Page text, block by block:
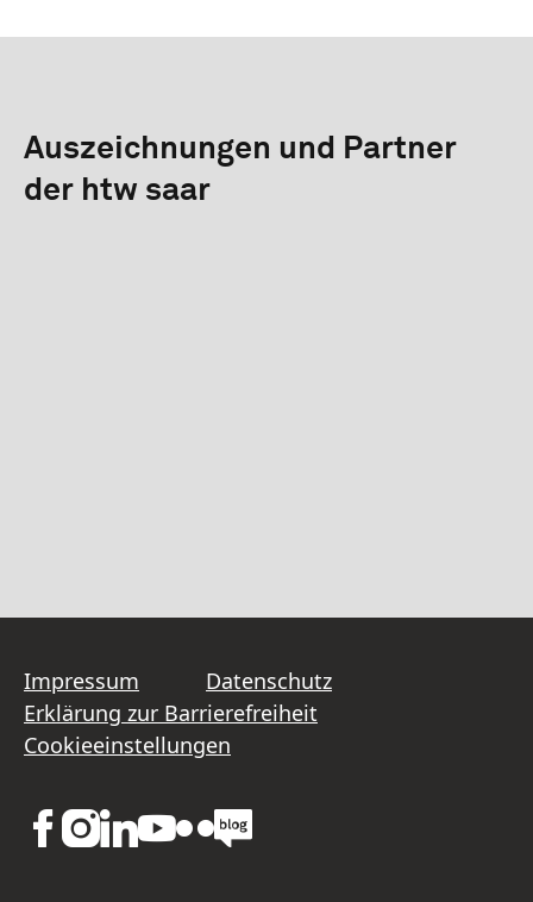
Auszeichnungen und Partner
der htw saar
Impressum
Datenschutz
Erklärung zur Barrierefreiheit
Cookieeinstellungen